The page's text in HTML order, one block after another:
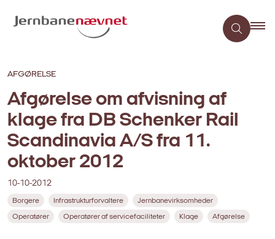
AFGØRELSE
Afgørelse om afvisning af
klage fra DB Schenker Rail
Scandinavia A/S fra 11.
oktober 2012
10-10-2012
Borgere Infrastrukturforvaltere Jernbanevirksomheder
Operatører Operatører af servicefaciliteter Klage Afgørelse